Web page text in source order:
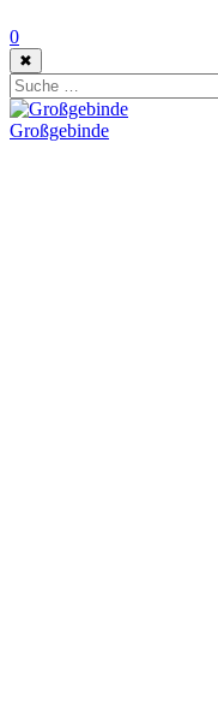
0
✖
Suche:
Großgebinde